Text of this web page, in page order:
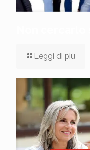
Leggi di più